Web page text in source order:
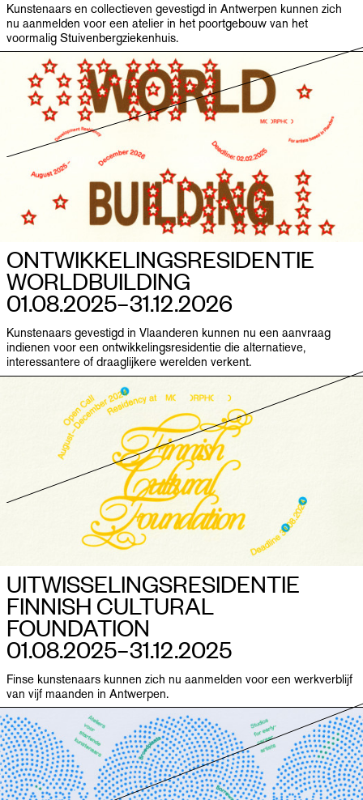
Kunstenaars en collectieven gevestigd in Antwerpen kunnen zich
nu aanmelden voor een atelier in het poortgebouw van het
voormalig Stuivenbergziekenhuis.
ONTWIKKELINGSRESIDENTIE
WORLDBUILDING
01.08.2025–​31.12.2026
Kunstenaars gevestigd in Vlaanderen kunnen nu een aanvraag
indienen voor een ontwikkelingsresidentie die alternatieve,
interessantere of draaglijkere werelden verkent.
UITWISSELINGS­RESIDENTIE
FINNISH CULTURAL
FOUNDATION
01.08.2025–​31.12.2025
Finse kunstenaars kunnen zich nu aanmelden voor een werkverblijf
van vijf maanden in Antwerpen.